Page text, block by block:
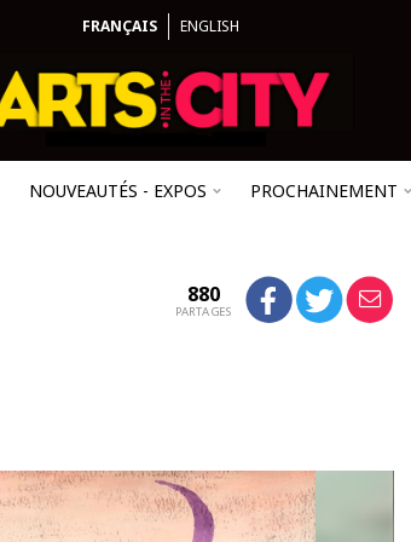
FRANÇAIS ENGLISH
NOUVEAUTÉS - EXPOS PROCHAINEMENT
880
PARTAGES